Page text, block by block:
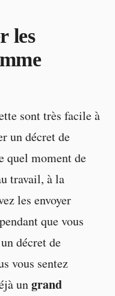
les
sont très facile à
un décret de
quel moment de
travail, à la
les envoyer
que vous
décret de
vous sentez
ungrand